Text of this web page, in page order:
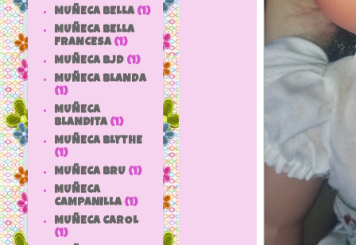
MUÑECA BELLA (1)
MUÑECA BELLA
FRANCESA (1)
MUÑECA BJD (1)
MUÑECA BLANDA
(1)
MUÑECA
BLANDITA (1)
MUÑECA BLYTHE
(1)
MUÑECA BRU (1)
MUÑECA
CAMPANILLA (1)
MUÑECA CAROL
(1)